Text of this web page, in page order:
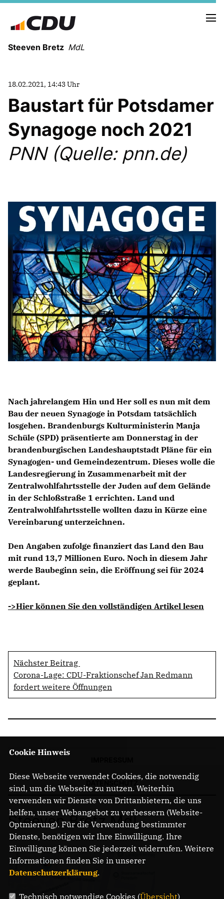
Steeven Bretz MdL
VITA
WAHLKREISBESUCHE
PRESSEFOTOS
MEIN BÜRGERBÜRO
ZIELE
Redebeiträge
Anträge CDU
Kleine Anfragen
CDU Deutschland
CDU Fraktion im Brandenburger Landtag
CDU Brandenburg
CDU Potsdam
18.02.2021, 14:43 Uhr
Baustart für Potsdamer
Synagoge noch 2021
PNN (Quelle: pnn.de)
Nach jahrelangem Hin und Her soll es nun mit dem
Bau der neuen Synagoge in Potsdam tatsächlich
losgehen. Brandenburgs Kulturministerin Manja
Schüle (SPD) präsentierte am Donnerstag in der
brandenburgischen Landeshauptstadt Pläne für ein
Synagogen- und Gemeindezentrum. Dieses wolle die
Landesregierung in Zusammenarbeit mit der
Zentralwohlfahrtsstelle der Juden auf dem Gelände
in der Schloßstraße 1 errichten. Land und
Zentralwohlfahrtsstelle wollten dazu in Kürze eine
Vereinbarung unterzeichnen.
Den Angaben zufolge finanziert das Land den Bau
mit rund 13,7 Millionen Euro. Noch in diesem Jahr
werde Baubeginn sein, die Eröffnung sei für 2024
geplant.
->Hier können Sie den vollständigen Artikel lesen
Nächster Beitrag
Corona-Lage: CDU-Fraktionschef Jan Redmann
fordert weitere Öffnungen
Steeven Bretz MdL
Cookie Hinweis
Diese Webseite verwendet Cookies, die notwendig
sind, um die Webseite zu nutzen. Weiterhin
verwenden wir Dienste von Drittanbietern, die uns
helfen, unser Webangebot zu verbessern (Website-
Optmierung). Für die Verwendung bestimmter
Dienste, benötigen wir Ihre Einwilligung. Ihre
Einwilligung können Sie jederzeit widerrufen. Weitere
Informationen finden Sie in unserer
Datenschutzerklärung.
Technisch notwendige Cookies (Übersicht)